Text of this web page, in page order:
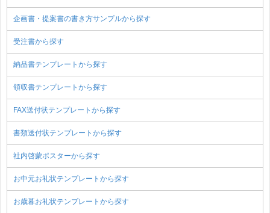
企画書・提案書の書き方サンプルから探す
受注書から探す
納品書テンプレートから探す
領収書テンプレートから探す
FAX送付状テンプレートから探す
書類送付状テンプレートから探す
社内啓蒙ポスターから探す
お中元お礼状テンプレートから探す
お歳暮お礼状テンプレートから探す